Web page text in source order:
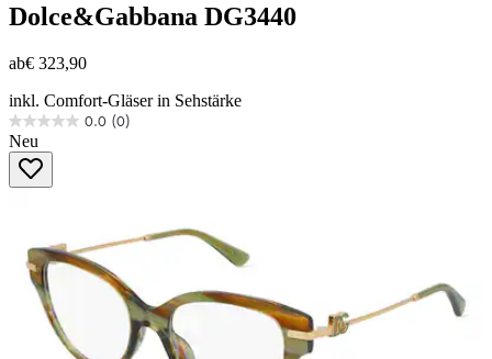
Dolce&Gabbana DG3440
ab€ 323,90
inkl. Comfort-Gläser in Sehstärke
0.0 (0)
0.0
von
Sternen.
Neu